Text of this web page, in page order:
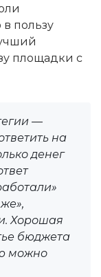
пользу
площадки с
—
на
денег
Хорошая
бюджета
можно